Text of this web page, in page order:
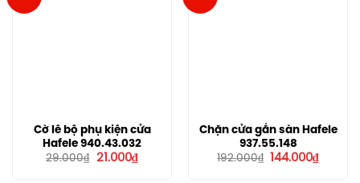
Cờ lê bộ phụ kiện cửa
Hafele 940.43.032
29.000₫
Giá
21.000₫Giá
Chặn cửa gắn sàn Hafele
937.55.148
192.000₫ Giá
144.000₫Giá